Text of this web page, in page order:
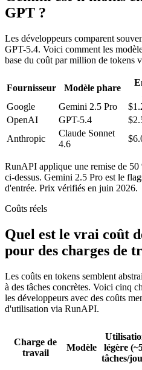
GPT ?
Les développeurs comparent
GPT-5.4. Voici comment les
base du coût par million de tokens
Fournisseur Modèle phare
Google
Gemini 2.5 Pro
OpenAI
GPT-5.4
Anthropic
Claude Sonnet
4.6
RunAPI applique une remise de 50
ci-dessus. Gemini 2.5 Pro est le
d'entrée. Prix vérifiés en juin 2026.
Coûts réels
Quel est le vrai coût
pour des charges de
Les coûts en tokens semblent
à des tâches concrètes. Voici cinq
les développeurs avec des coûts
d'utilisation via RunAPI.
Charge de
travail
Modèle
légère
tâches/